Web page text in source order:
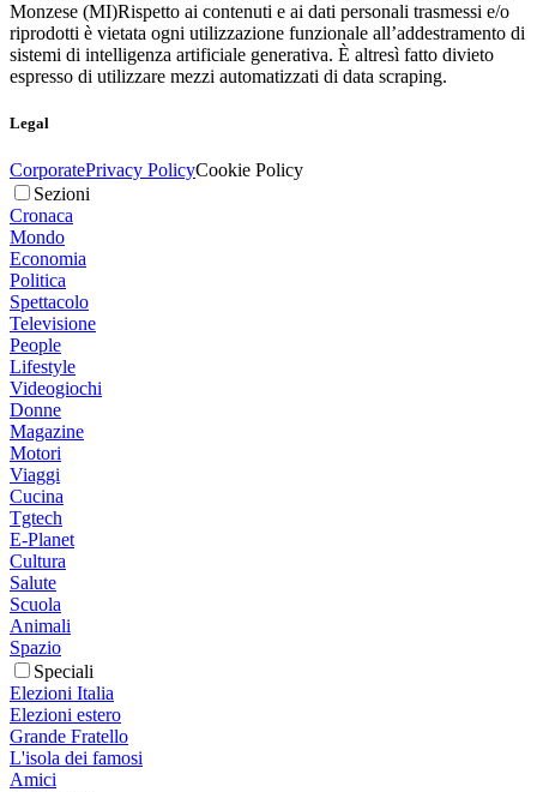
Monzese (MI)Rispetto ai contenuti e ai dati personali trasmessi e/o
riprodotti è vietata ogni utilizzazione funzionale all’addestramento di
sistemi di intelligenza artificiale generativa. È altresì fatto divieto
espresso di utilizzare mezzi automatizzati di data scraping.
Legal
CorporatePrivacy PolicyCookie Policy
Sezioni
Cronaca
Mondo
Economia
Politica
Spettacolo
Televisione
People
Lifestyle
Videogiochi
Donne
Magazine
Motori
Viaggi
Cucina
Tgtech
E-Planet
Cultura
Salute
Scuola
Animali
Spazio
Speciali
Elezioni Italia
Elezioni estero
Grande Fratello
L'isola dei famosi
Amici